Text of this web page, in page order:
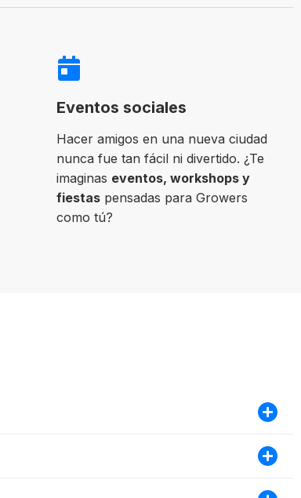
Eventos sociales
Hacer amigos en una nueva ciudad
nunca fue tan fácil ni divertido. ¿Te
imaginas eventos, workshops y
fiestas pensadas para Growers
como tú?